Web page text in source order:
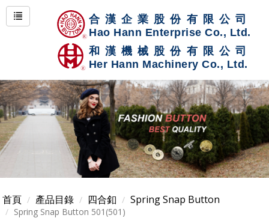
首頁 產品目錄 四合釦 Spring Snap Button
Spring Snap Button 501(501)